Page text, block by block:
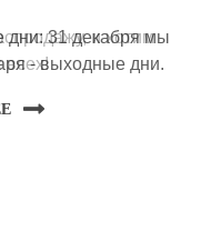
дни: 31 декабря мы
- выходные дни.